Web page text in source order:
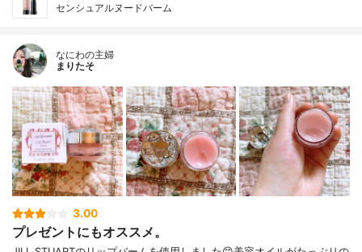
センシュアルヌードバーム
なにわの主婦
まりたそ
3.00
プレゼントにもオススメ。